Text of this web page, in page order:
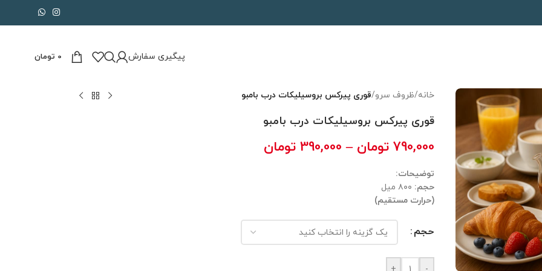
پیگیری سفارش 0 تومان
خانه/ظروف سرو/قوری پیرکس بروسیلیکات درب بامبو
قوری پیرکس بروسیلیکات درب بامبو
790,000 تومان –
390,000 تومان
توضیحات:
حجم: ۸۰۰ میل
(حرارت مستقیم)
حجم